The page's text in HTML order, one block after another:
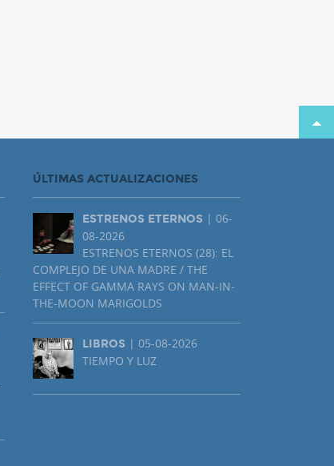
ÚLTIMAS ACTUALIZACIONES
ESTRENOS ETERNOS | 06-
08-2026
ESTRENOS ETERNOS (28): EL
COMPLEJO DE UNA MADRE / THE
EFFECT OF GAMMA RAYS ON MAN-IN-
THE-MOON MARIGOLDS
LIBROS | 05-08-2026
TIEMPO Y LUZ